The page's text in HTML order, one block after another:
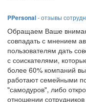
PPersonal- отзывы
Обращаем Ваше
совпадать с мнением
пользователям дать
с соискателями,
более 60% компаний
работают семейными
"самодуров", либо
отношении